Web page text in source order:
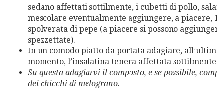
sedano affettati sottilmente, i cubetti di pollo,
mescolare eventualmente aggiungere, a piacere,
spolverata di pepe (a piacere si possono
spezzettate).
In un comodo piatto da portata adagiare,
momento, l’insalatina tenera affettata sottilmente.
Su questa adagiarvi il composto, e se possibile,
dei chicchi di melograno.